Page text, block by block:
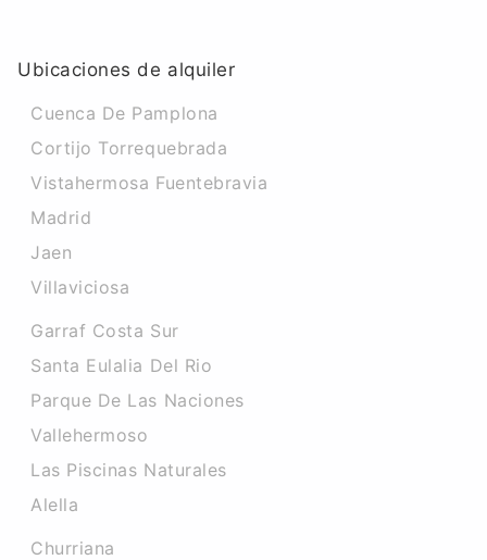
Ubicaciones de alquiler
Cuenca De Pamplona
Cortijo Torrequebrada
Vistahermosa Fuentebravia
Madrid
Jaen
Villaviciosa
Garraf Costa Sur
Santa Eulalia Del Rio
Parque De Las Naciones
Vallehermoso
Las Piscinas Naturales
Alella
Churriana